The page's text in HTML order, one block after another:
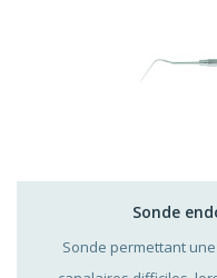
Sonde
Sonde permettant